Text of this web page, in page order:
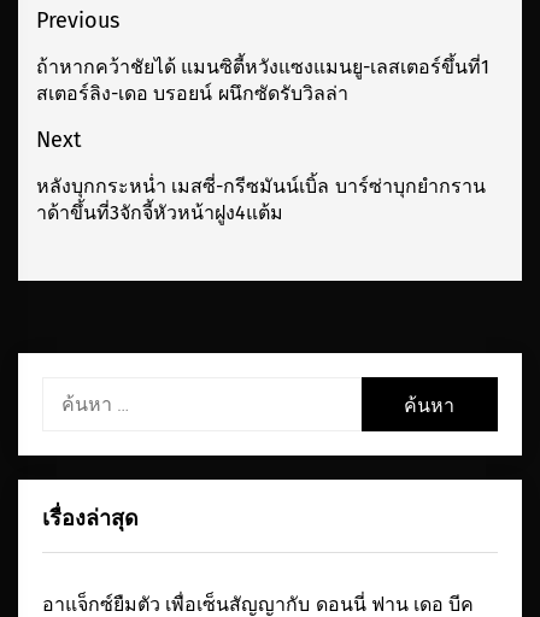
เมนู
นำทาง
เรื่อง
Previous
Previous
post:
ถ้าหากคว้าชัยได้ แมนซิตี้หวังแซงแมนยู-เลสเตอร์ขึ้นที่1
สเตอร์ลิง-เดอ บรอยน์ ผนึกซัดรับวิลล่า
Next
Next
post:
หลังบุกกระหน่ำ เมสซี่-กรีซมันน์เบิ้ล บาร์ซ่าบุกยำกราน
าด้าขึ้นที่3จักจี้หัวหน้าฝูง4แต้ม
ค้นหา
เรื่องล่าสุด
อาแจ็กซ์ยืมตัว เพื่อเซ็นสัญญากับ ดอนนี่ ฟาน เดอ บีค